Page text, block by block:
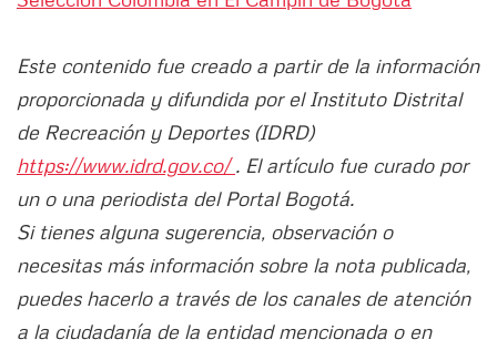
Este contenido fue creado a partir de la información
proporcionada y difundida por el Instituto Distrital
de Recreación y Deportes (IDRD)
https://www.idrd.gov.co/. El artículo fue curado por
un o una periodista del Portal Bogotá.
Si tienes alguna sugerencia, observación o
necesitas más información sobre la nota publicada,
puedes hacerlo a través de los canales de atención
a la ciudadanía de la entidad mencionada o en